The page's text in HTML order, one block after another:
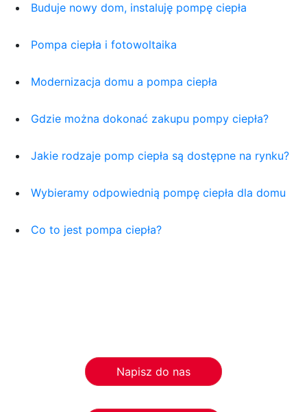
Buduje nowy dom, instaluję pompę ciepła
Pompa ciepła i fotowoltaika
Modernizacja domu a pompa ciepła
Gdzie można dokonać zakupu pompy ciepła?
Jakie rodzaje pomp ciepła są dostępne na rynku?
Wybieramy odpowiednią pompę ciepła dla domu
Co to jest pompa ciepła?
Napisz do nas